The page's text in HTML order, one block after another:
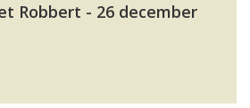
Robbert - 26 december